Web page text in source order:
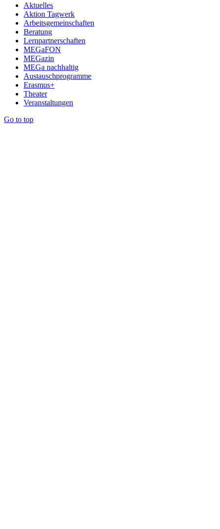
Aktuelles
Aktion Tagwerk
Arbeitsgemeinschaften
Beratung
Lernpartnerschaften
MEGaFON
MEGazin
MEGa nachhaltig
Austauschprogramme
Erasmus+
Theater
Veranstaltungen
Go to top